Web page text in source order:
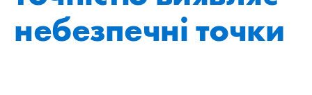
небезпечні точки